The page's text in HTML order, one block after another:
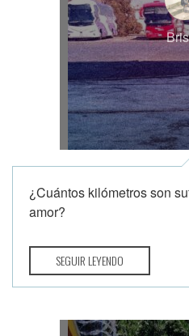
¿Cuántos kilómetros son
amor?
SEGUIR LEYENDO